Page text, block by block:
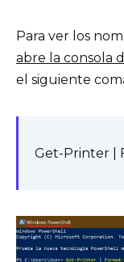
Para ver los
abre la consola
el siguiente
Get-Printer |